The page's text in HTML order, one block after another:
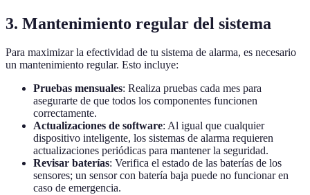
3. Mantenimiento regular del sistema
Para maximizar la efectividad de tu sistema de alarma, es necesario
un mantenimiento regular. Esto incluye:
Pruebas mensuales: Realiza pruebas cada mes para
asegurarte de que todos los componentes funcionen
correctamente.
Actualizaciones de software: Al igual que cualquier
dispositivo inteligente, los sistemas de alarma requieren
actualizaciones periódicas para mantener la seguridad.
Revisar baterías: Verifica el estado de las baterías de los
sensores; un sensor con batería baja puede no funcionar en
caso de emergencia.